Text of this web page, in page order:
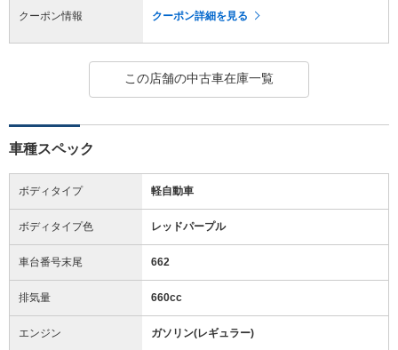
クーポン情報 クーポン詳細を見る
この店舗の中古車在庫一覧
車種スペック
ボディタイプ 軽自動車
ボディタイプ色 レッドパープル
車台番号末尾 662
排気量 660cc
エンジン ガソリン(レギュラー)